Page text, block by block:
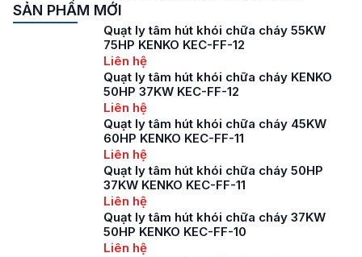
SẢN PHẨM MỚI
Quạt ly tâm hút khói chữa cháy 55KW
75HP KENKO KEC-FF-12
Liên hệ
Quạt ly tâm hút khói chữa cháy KENKO
50HP 37KW KEC-FF-12
Liên hệ
Quạt ly tâm hút khói chữa cháy 45KW
60HP KENKO KEC-FF-11
Liên hệ
Quạt ly tâm hút khói chữa cháy 50HP
37KW KENKO KEC-FF-11
Liên hệ
Quạt ly tâm hút khói chữa cháy 37KW
50HP KENKO KEC-FF-10
Liên hệ